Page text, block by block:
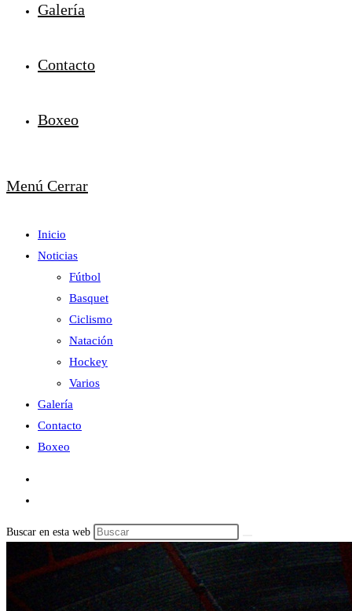
Galería
Contacto
Boxeo
Menú Cerrar
Inicio
Noticias
Fútbol
Basquet
Ciclismo
Natación
Hockey
Varios
Galería
Contacto
Boxeo
Buscar en esta web